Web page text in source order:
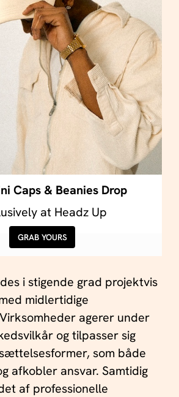
Caps & Beanies Drop
at Headz Up
GRAB YOURS
i stigende grad projektvis
midlertidige
agerer under
og tilpasser sig
som både
afkobler ansvar. Samtidig
af professionelle